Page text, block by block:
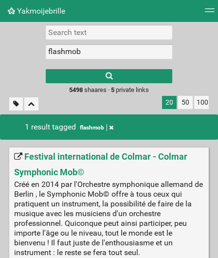
Yakmoijebrille
Picture wall
results.
5498shaares · 5private links
20 50 100
1 result tagged flashmob
Festival international de Colmar - Colmar
Symphonic Mob©
Créé en 2014 par l'Orchestre symphonique allemand de
Berlin , le Symphonic Mob© offre à tous ceux qui
pratiquent un instrument, la possibilité de faire de la
musique avec les musiciens d'un orchestre
professionnel. Quiconque peut ainsi participer, peu
importe l'âge ou le niveau, tout le monde est le
bienvenu ! Il faut juste de l'enthousiasme et un
instrument : le reste se fera tout seul.